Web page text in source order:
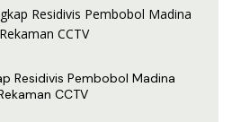
Residivis Pembobol Madina
CCTV